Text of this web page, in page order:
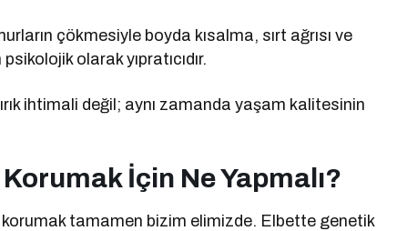
çökmesiyle boyda kısalma, sırt ağrısı ve
olarak yıpratıcıdır.
ihtimali değil; aynı zamanda yaşam kalitesinin
İçin Ne Yapmalı?
korumak tamamen bizim elimizde. Elbette genetik